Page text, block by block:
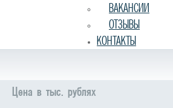
ВАКАНСИИ
ОТЗЫВЫ
КОНТАКТЫ
Цена в тыс. рублях